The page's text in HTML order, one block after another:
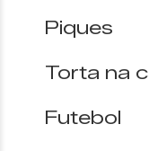
Piques
Torta na
Futebol